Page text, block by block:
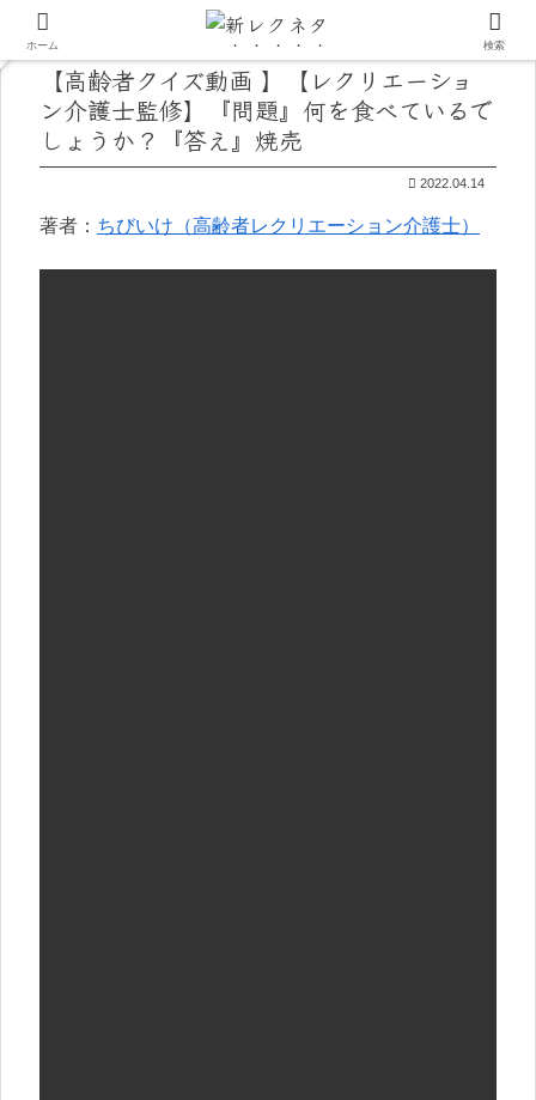
【高齢者クイズ動画 】【レクリエーショ
ン介護士監修】『問題』何を食べているで
しょうか？『答え』焼売
2022.04.14
著者： ちびいけ（高齢者レクリエーション介護士）
ホーム 検索